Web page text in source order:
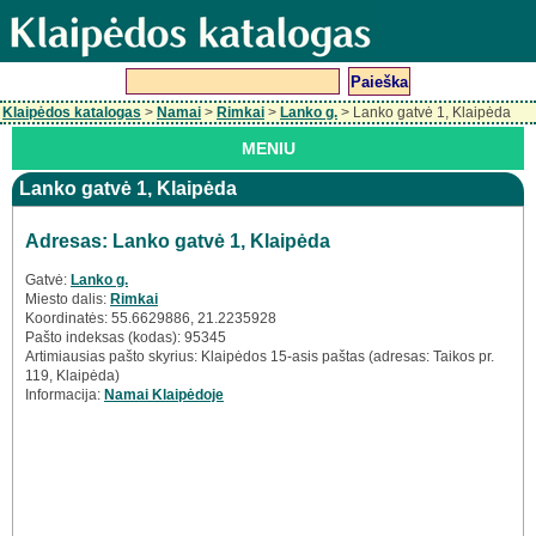
Klaipėdos katalogas > Namai > Rimkai > Lanko g. > Lanko gatvė 1, Klaipėda
MENIU
Lanko gatvė 1, Klaipėda
Adresas: Lanko gatvė 1, Klaipėda
Gatvė: Lanko g.
Miesto dalis: Rimkai
Koordinatės: 55.6629886, 21.2235928
Pašto indeksas (kodas): 95345
Artimiausias pašto skyrius: Klaipėdos 15-asis paštas (adresas: Taikos pr.
119, Klaipėda)
Informacija: Namai Klaipėdoje